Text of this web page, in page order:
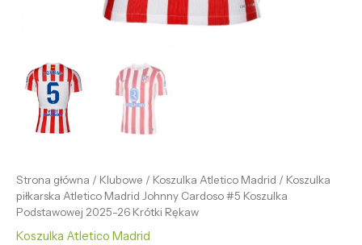
Strona główna / Klubowe / Koszulka Atletico Madrid / Koszulka
piłkarska Atletico Madrid Johnny Cardoso #5 Koszulka
Podstawowej 2025-26 Krótki Rękaw
Koszulka Atletico Madrid